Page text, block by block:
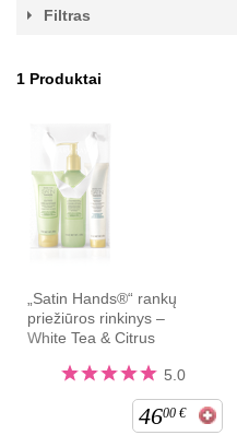
Filtras
1 Produktai
„Satin Hands®“ rankų
priežiūros rinkinys –
White Tea & Citrus
5.0
4600 €